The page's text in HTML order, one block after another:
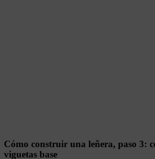
Cómo construir una leñera, paso 3:
viguetas base